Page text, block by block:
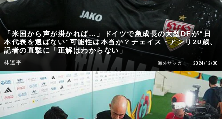
「米国から声が掛かれば…」ドイツで急成長の大型DFが“日
本代表を選ばない”可能性は本当か？チェイス・アンリ20歳、
記者の直撃に「正解はわからない」
林遼平 海外サッカー 2024/12/30